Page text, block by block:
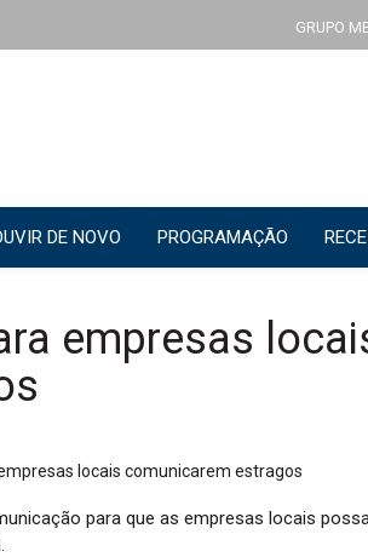
GRUPO
DE NOVO PROGRAMAÇÃO
empresas
para que as empresas locais